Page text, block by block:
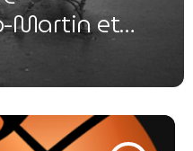
Martin et